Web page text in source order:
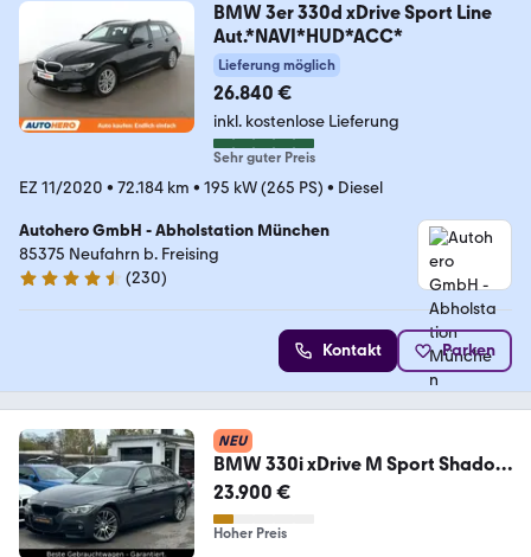
BMW 3er 330d xDrive Sport Line
Aut.*NAVI*HUD*ACC*
Lieferung möglich
26.840 €
inkl. kostenlose Lieferung
Sehr guter Preis
EZ 11/2020 • 72.184 km • 195 kW (265 PS) • Diesel
Autohero GmbH - Abholstation München
85375 Neufahrn b. Freising
4.4 Sterne
(230)
Kontakt Parken
NEU
BMW 330i xDrive M Sport Shadow
PERFORMANCE * LED *
23.900 €
Hoher Preis